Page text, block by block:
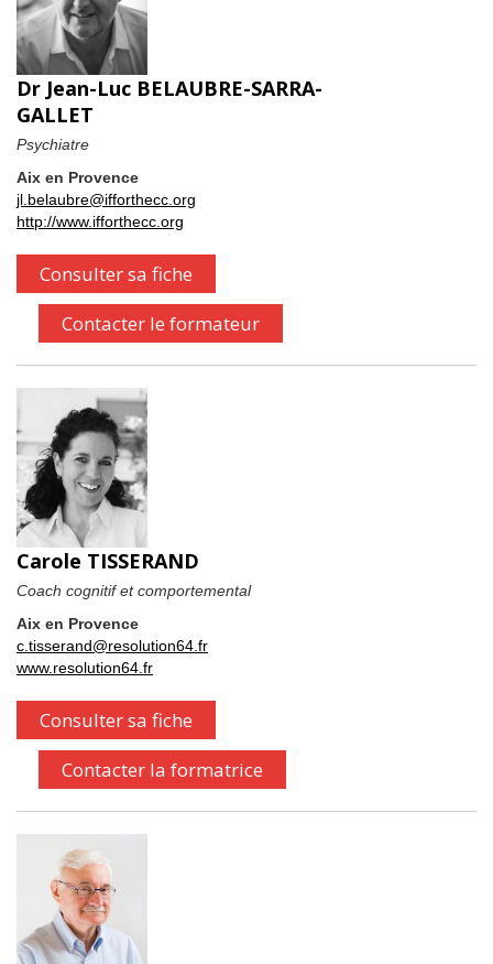
Dr Jean-Luc BELAUBRE-SARRA-
GALLET
Psychiatre
Aix en Provence
jl.belaubre@ifforthecc.org
http://www.ifforthecc.org
Consulter sa fiche
Contacter le formateur
Carole TISSERAND
Coach cognitif et comportemental
Aix en Provence
c.tisserand@resolution64.fr
www.resolution64.fr
Consulter sa fiche
Contacter la formatrice